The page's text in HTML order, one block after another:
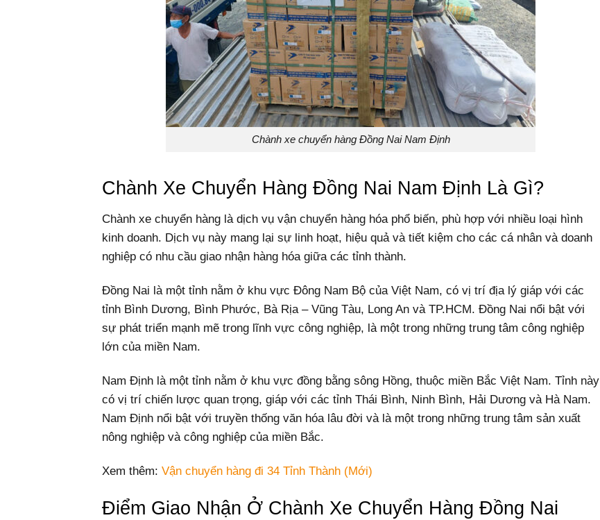
Chành xe chuyển hàng Đồng Nai Nam Định
Chành Xe Chuyển Hàng Đồng Nai Nam Định Là Gì?
Chành xe chuyển hàng là dịch vụ vận chuyển hàng hóa phổ biến, phù hợp với nhiều loại hình
kinh doanh. Dịch vụ này mang lại sự linh hoạt, hiệu quả và tiết kiệm cho các cá nhân và doanh
nghiệp có nhu cầu giao nhận hàng hóa giữa các tỉnh thành.
Đồng Nai là một tỉnh nằm ở khu vực Đông Nam Bộ của Việt Nam, có vị trí địa lý giáp với các
tỉnh Bình Dương, Bình Phước, Bà Rịa – Vũng Tàu, Long An và TP.HCM. Đồng Nai nổi bật với
sự phát triển mạnh mẽ trong lĩnh vực công nghiệp, là một trong những trung tâm công nghiệp
lớn của miền Nam.
Nam Định là một tỉnh nằm ở khu vực đồng bằng sông Hồng, thuộc miền Bắc Việt Nam. Tỉnh này
có vị trí chiến lược quan trọng, giáp với các tỉnh Thái Bình, Ninh Bình, Hải Dương và Hà Nam.
Nam Định nổi bật với truyền thống văn hóa lâu đời và là một trong những trung tâm sản xuất
nông nghiệp và công nghiệp của miền Bắc.
Xem thêm: Vận chuyển hàng đi 34 Tỉnh Thành (Mới)
Điểm Giao Nhận Ở Chành Xe Chuyển Hàng Đồng Nai